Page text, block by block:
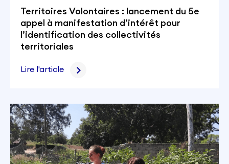
Territoires Volontaires : lancement du 5e
appel à manifestation d’intérêt pour
l’identification des collectivités
territoriales
Lire l'article